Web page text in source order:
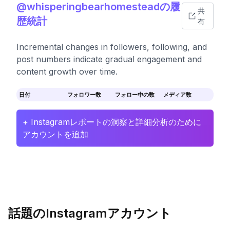
@whisperingbearhomesteadの履
歴統計
共
有
Incremental changes in followers, following, and
post numbers indicate gradual engagement and
content growth over time.
日付 フォロワー数 フォロー中の数 メディア数
+ Instagramレポートの洞察と詳細分析のために
アカウントを追加
話題のInstagramアカウント